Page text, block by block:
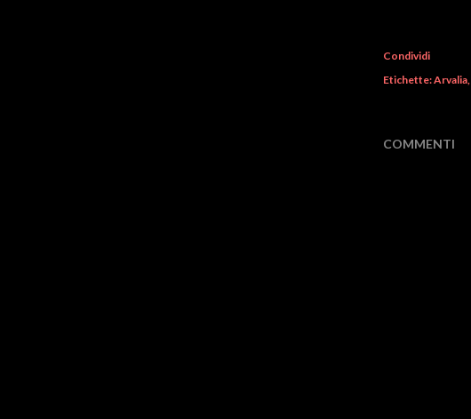
Condividi
Etichette:Arvalia
COMMENTI